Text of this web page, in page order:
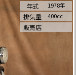
年式 1978年
排気量 400cc
販売店